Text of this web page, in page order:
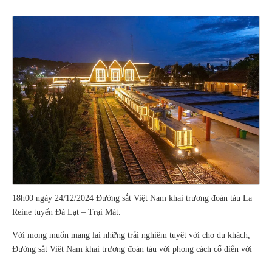
18h00 ngày 24/12/2024 Đường sắt Việt Nam khai trương đoàn tàu La
Reine tuyến Đà Lạt – Trại Mát.
Với mong muốn mang lại những trải nghiệm tuyệt vời cho du khách,
Đường sắt Việt Nam khai trương đoàn tàu với phong cách cổ điển với